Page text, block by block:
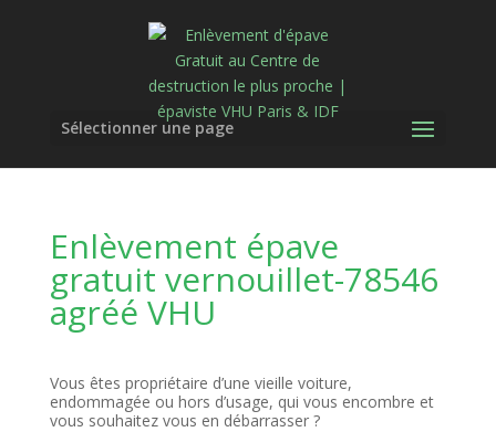
Sélectionner une page
Enlèvement épave
gratuit vernouillet-78546
agréé VHU
Vous êtes propriétaire d’une vieille voiture,
endommagée ou hors d’usage, qui vous encombre et
vous souhaitez vous en débarrasser ?